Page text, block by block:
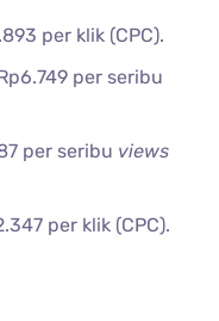
per klik (CPC).
per seribu
per seribu views
per klik (CPC).